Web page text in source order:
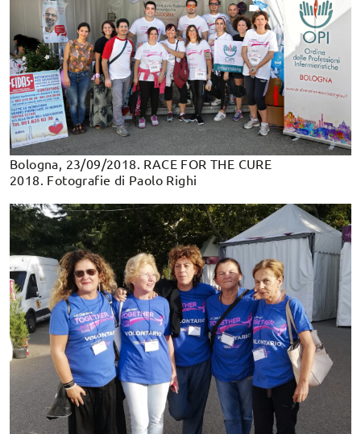
Bologna, 23/09/2018. RACE FOR THE CURE
2018. Fotografie di Paolo Righi